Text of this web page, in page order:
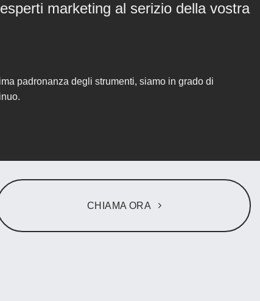
marketing al serizio della vostra
padronanza degli strumenti, siamo in grado di
CHIAMA ORA